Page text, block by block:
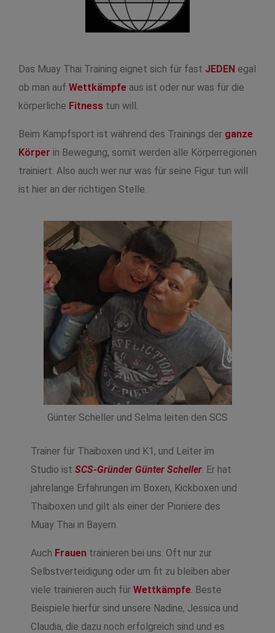
Das Muay Thai Training eignet sich für fast JEDEN egal
ob man auf Wettkämpfe aus ist oder nur was für die
körperliche Fitness tun will.
Beim Kampfsport ist während des Trainings der ganze
Körper in Bewegung, somit werden alle Körperregionen
trainiert. Also auch wer nur was für seine Figur tun will
ist hier an der richtigen Stelle.
Günter Scheller und Selma leiten den SCS
Trainer für Thaiboxen und K1, und Leiter im
Studio ist SCS-Gründer Günter Scheller. Er hat
jahrelange Erfahrungen im Boxen, Kickboxen und
Thaiboxen und gilt als einer der Pioniere des
Muay Thai in Bayern.
Auch Frauen trainieren bei uns. Oft nur zur
Selbstverteidigung oder um fit zu bleiben aber
viele trainieren auch für Wettkämpfe. Beste
Beispiele hierfür sind unsere Nadine, Jessica und
Claudia, die dazu noch erfolgreich sind und es